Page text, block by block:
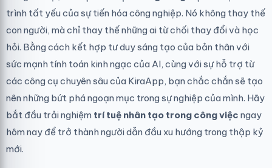
trình tất yếu của sự tiến hóa công nghiệp. Nó không thay thế
con người, mà chỉ thay thế những ai từ chối thay đổi và học
hỏi. Bằng cách kết hợp tư duy sáng tạo của bản thân với
sức mạnh tính toán kinh ngạc của AI, cùng với sự hỗ trợ từ
các công cụ chuyên sâu của KiraApp, bạn chắc chắn sẽ tạo
nên những bứt phá ngoạn mục trong sự nghiệp của mình. Hãy
bắt đầu trải nghiệm trí tuệ nhân tạo trong công việc ngay
hôm nay để trở thành người dẫn đầu xu hướng trong thập kỷ
mới.